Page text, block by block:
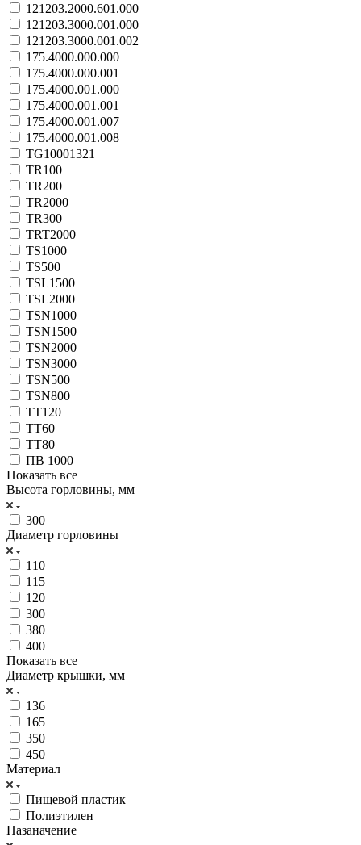
121203.2000.601.000
121203.3000.001.000
121203.3000.001.002
175.4000.000.000
175.4000.000.001
175.4000.001.000
175.4000.001.001
175.4000.001.007
175.4000.001.008
TG10001321
TR100
TR200
TR2000
TR300
TRT2000
TS1000
TS500
TSL1500
TSL2000
TSN1000
TSN1500
TSN2000
TSN3000
TSN500
TSN800
TT120
TT60
TT80
ПВ 1000
Показать все
Высота горловины, мм
300
Диаметр горловины
110
115
120
300
380
400
Показать все
Диаметр крышки, мм
136
165
350
450
Материал
Пищевой пластик
Полиэтилен
Назаначение